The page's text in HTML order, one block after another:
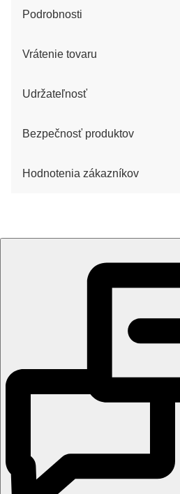
Podrobnosti
Vrátenie tovaru
Udržateľnosť
Bezpečnosť produktov
Hodnotenia zákazníkov